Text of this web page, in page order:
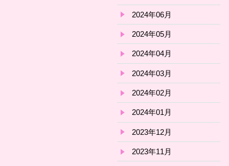
2024年06月
2024年05月
2024年04月
2024年03月
2024年02月
2024年01月
2023年12月
2023年11月